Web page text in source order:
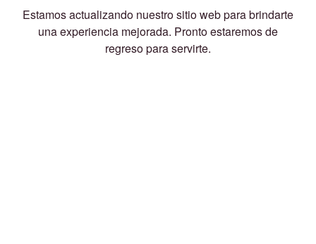
Estamos actualizando nuestro sitio web para brindarte
una experiencia mejorada. Pronto estaremos de
regreso para servirte.